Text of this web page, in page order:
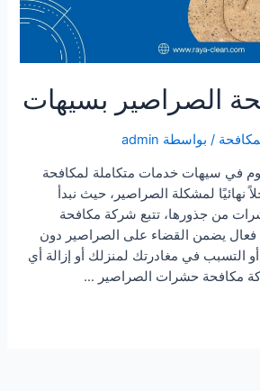
الصراصير بسيهات
/ بواسطة admin
في سيهات خدمات متكاملة لمكافحة
نهائيًا لمشكلة الصراصير، حيث نبدأ
من جذورها، تتبع شركة مكافحة
فعال يضمن القضاء على الصراصير دون
التسبب في مغادرتك لمنزلك أو إزالة أي
مكافحة حشرات الصراصير …